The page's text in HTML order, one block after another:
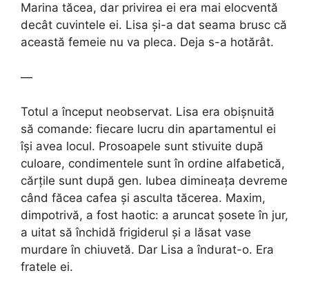
Marina tăcea, dar privirea ei era mai elocventă
decât cuvintele ei. Lisa și-a dat seama brusc că
această femeie nu va pleca. Deja s-a hotărât.
—
Totul a început neobservat. Lisa era obișnuită
să comande: fiecare lucru din apartamentul ei
își avea locul. Prosoapele sunt stivuite după
culoare, condimentele sunt în ordine alfabetică,
cărțile sunt după gen. Iubea dimineața devreme
când făcea cafea și asculta tăcerea. Maxim,
dimpotrivă, a fost haotic: a aruncat șosete în jur,
a uitat să închidă frigiderul și a lăsat vase
murdare în chiuvetă. Dar Lisa a îndurat-o. Era
fratele ei.